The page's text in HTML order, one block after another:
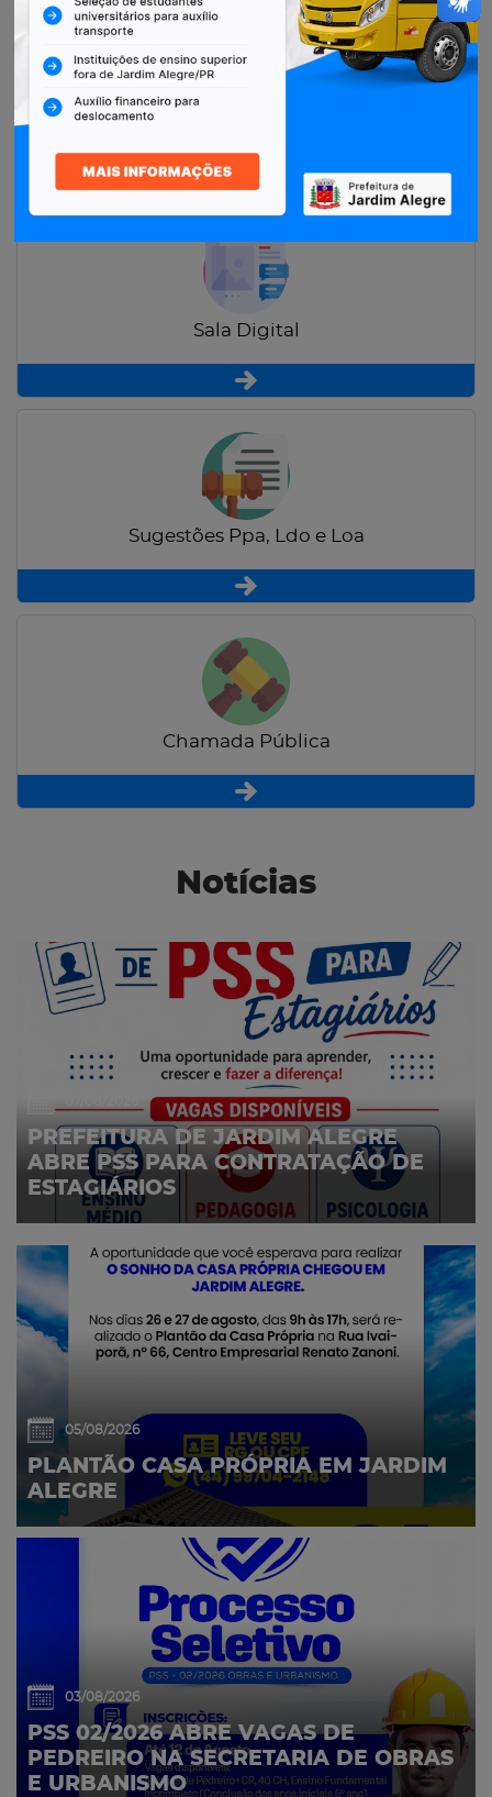
Restituição de Contribuintes
Sala Digital
Sugestões Ppa, Ldo e Loa
Chamada Pública
Notícias
PREFEITURA DE JARDIM ALEGRE
ABRE PSS PARA CONTRATAÇÃO DE
ESTAGIÁRIOS
05/08/2026
PLANTÃO CASA PRÓPRIA EM JARDIM
ALEGRE
03/08/2026
PSS 02/2026 ABRE VAGAS DE
PEDREIRO NA SECRETARIA DE OBRAS
E URBANISMO